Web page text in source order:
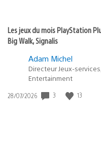
Les jeux du mois PlayStation
Big Walk, Signalis
Adam Michel
Directeur Jeux-
Entertainment
Date
28/07/2026 3 13